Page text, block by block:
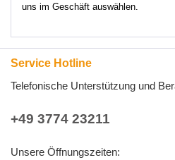
uns im Geschäft auswählen.
Service Hotline
Telefonische Unterstützung und
+49 3774 23211
Unsere Öffnungszeiten: